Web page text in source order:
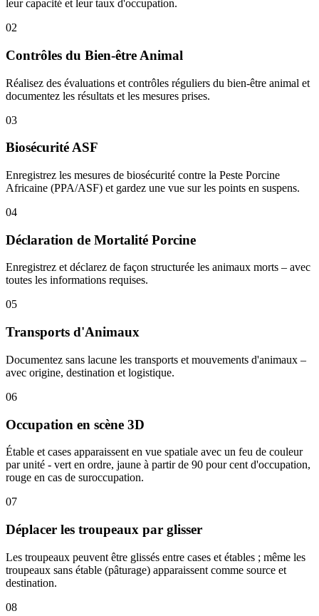
leur capacité et leur taux d'occupation.
02
Contrôles du Bien-être Animal
Réalisez des évaluations et contrôles réguliers du bien-être animal et
documentez les résultats et les mesures prises.
03
Biosécurité ASF
Enregistrez les mesures de biosécurité contre la Peste Porcine
Africaine (PPA/ASF) et gardez une vue sur les points en suspens.
04
Déclaration de Mortalité Porcine
Enregistrez et déclarez de façon structurée les animaux morts – avec
toutes les informations requises.
05
Transports d'Animaux
Documentez sans lacune les transports et mouvements d'animaux –
avec origine, destination et logistique.
06
Occupation en scène 3D
Étable et cases apparaissent en vue spatiale avec un feu de couleur
par unité - vert en ordre, jaune à partir de 90 pour cent d'occupation,
rouge en cas de suroccupation.
07
Déplacer les troupeaux par glisser
Les troupeaux peuvent être glissés entre cases et étables ; même les
troupeaux sans étable (pâturage) apparaissent comme source et
destination.
08